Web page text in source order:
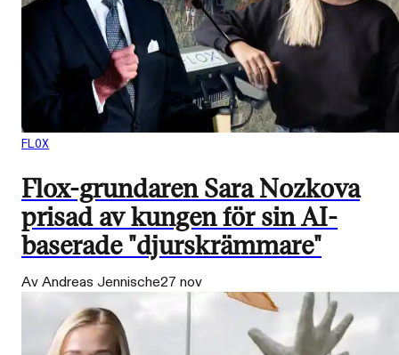
FLOX
Flox-grundaren Sara Nozkova
prisad av kungen för sin AI-
baserade "djurskrämmare"
Av Andreas Jennische27 nov